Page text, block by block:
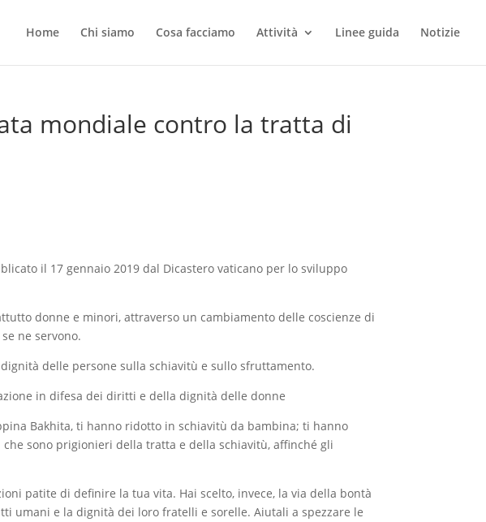
Home Chi siamo Cosa facciamo Attività Linee guida Notizie
mondiale contro la tratta di
il 17 gennaio 2019 dal Dicastero vaticano per lo sviluppo
donne e minori, attraverso un cambiamento delle coscienze di
ne servono.
delle persone sulla schiavitù e sullo sfruttamento.
in difesa dei diritti e della dignità delle donne
Bakhita, ti hanno ridotto in schiavitù da bambina; ti hanno
sono prigionieri della tratta e della schiavitù, affinché gli
patite di definire la tua vita. Hai scelto, invece, la via della bontà
umani e la dignità dei loro fratelli e sorelle. Aiutali a spezzare le